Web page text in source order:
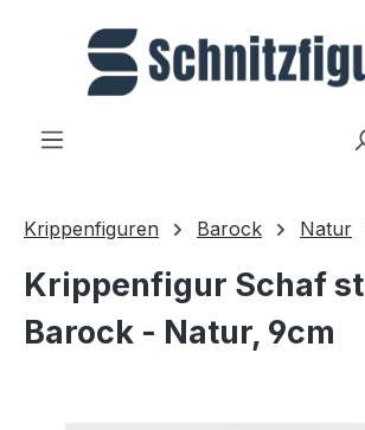
Zum Hauptinhalt springen
Krippenfiguren Barock Natur
Krippenfigur Schaf
Barock - Natur, 9cm